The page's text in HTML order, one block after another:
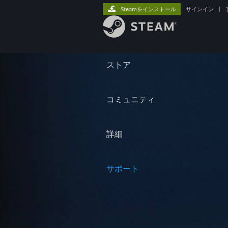
ストア
コミュニティ
詳細
サポート
Steamをインストール サインイン